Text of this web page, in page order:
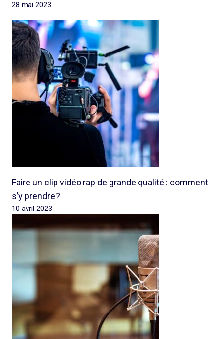
28 mai 2023
Faire un clip vidéo rap de grande qualité : comment
s’y prendre ?
10 avril 2023